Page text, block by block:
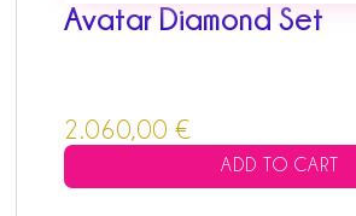
Avatar Diamond Set
2.060,00 €
ADD TO CART